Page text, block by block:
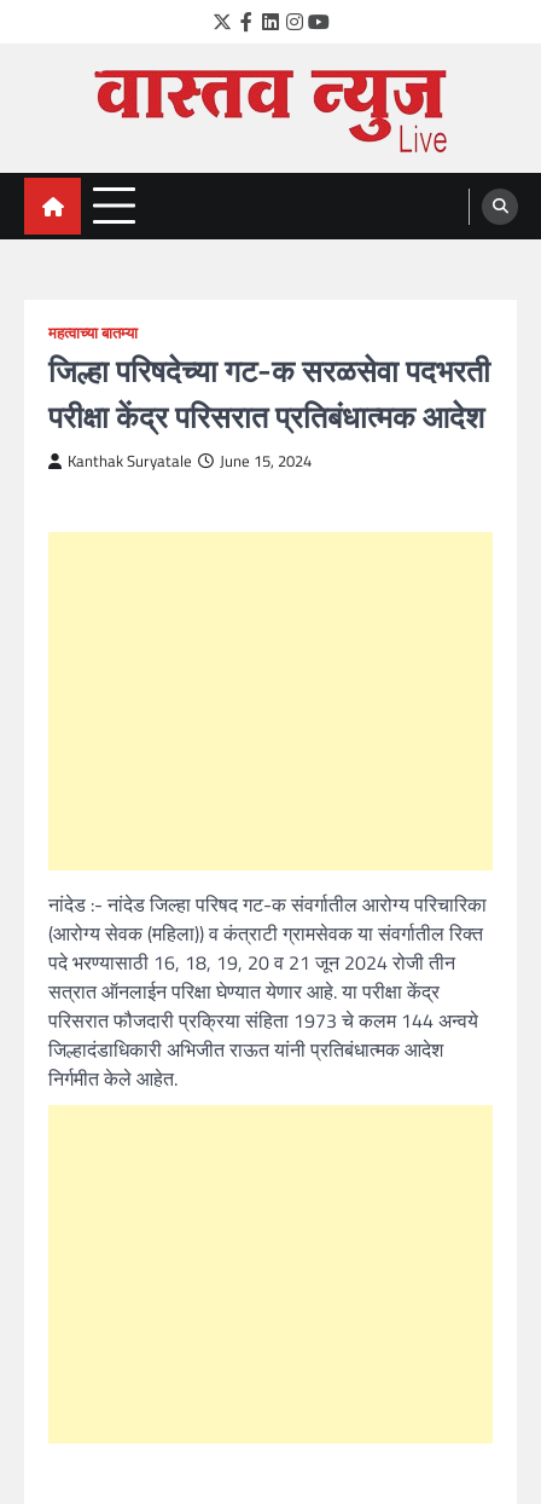
Twitter
Facebook
LinkedIn
Instagram
YouTube
VastavNEWSLive.com
a leading NEWS portal of Maharahstra
महत्वाच्या बातम्या
जिल्हा परिषदेच्या गट-क सरळसेवा पदभरती
परीक्षा केंद्र परिसरात प्रतिबंधात्मक आदेश
Kanthak Suryatale June 15, 2024
नांदेड :- नांदेड जिल्‍हा परिषद गट-क संवर्गातील आरोग्य परिचारिका
(आरोग्य सेवक (महिला)) व कंत्राटी ग्रामसेवक या संवर्गातील रिक्त
पदे भरण्यासाठी 16, 18, 19, 20 व 21 जून 2024 रोजी तीन
सत्रात ऑनलाईन परिक्षा घेण्यात येणार आहे. या परीक्षा केंद्र
परिसरात फौजदारी प्रक्रिया संहिता 1973 चे कलम 144 अन्वये
जिल्हादंडाधिकारी अभिजीत राऊत यांनी प्रतिबंधात्मक आदेश
निर्गमीत केले आहेत.